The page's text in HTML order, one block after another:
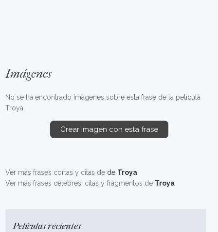
Imágenes
No se ha encontrado imágenes sobre esta frase de la película
Troya.
Crear imagen con esta frase
Ver más frases cortas y citas de de Troya
Ver más frases célebres, citas y fragmentos de Troya
Películas recientes